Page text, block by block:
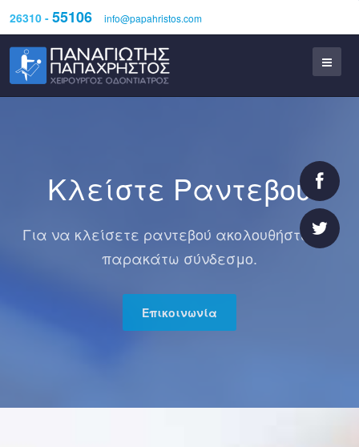
26310 - 55106 info@papahristos.com
Κλείστε Ραντεβού
Για να κλείσετε ραντεβού ακολουθήστε τον
παρακάτω σύνδεσμο.
Επικοινωνία